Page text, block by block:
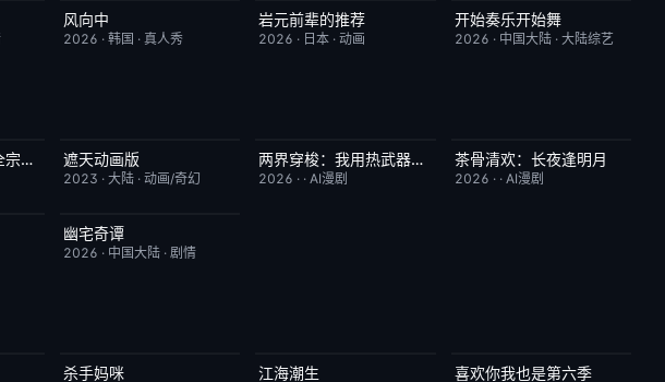
更新至第02集
风向中
2026 · 韩国 · 真人秀
更新至第6集
岩元前辈的推荐
2026 · 日本 ·动画
更新至第3期
开始奏乐开始舞
2026 · 中国大陆· 大陆综艺
10.0狗师妹驾到，带飞全宗门成团宠 更新至第174集
遮天动画版
2023 · 大陆· 动画/奇幻
完结 10.0两界穿梭：我用热武器物理横推修真界
2026 · ·AI漫剧
完结 10.0
茶骨清欢：长夜逢明月
2026 · · AI漫剧
完结
幽宅奇谭
2026 · 中国大陆· 剧情
更新至第03集
杀手妈咪 更新至第28集
江海潮生 今日更新
喜欢你我也是第六季